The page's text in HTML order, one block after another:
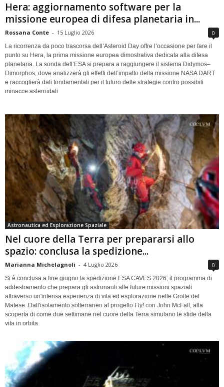
Hera: aggiornamento software per la
missione europea di difesa planetaria in...
Rossana Conte - 15 Luglio 2026 0
La ricorrenza da poco trascorsa dell’Asteroid Day offre l’occasione per fare il
punto su Hera, la prima missione europea dimostrativa dedicata alla difesa
planetaria. La sonda dell’ESA si prepara a raggiungere il sistema Didymos–
Dimorphos, dove analizzerà gli effetti dell’impatto della missione NASA DART
e raccoglierà dati fondamentali per il futuro delle strategie contro possibili
minacce asteroidali
Astronautica ed Esplorazione Spaziale
Nel cuore della Terra per prepararsi allo
spazio: conclusa la spedizione...
Marianna Michelagnoli - 4 Luglio 2026 0
Si è conclusa a fine giugno la spedizione ESA CAVES 2026, il programma di
addestramento che prepara gli astronauti alle future missioni spaziali
attraverso un'intensa esperienza di vita ed esplorazione nelle Grotte del
Matese. Dall'isolamento sotterraneo al progetto Fly! con John McFall, alla
scoperta di come due settimane nel cuore della Terra simulano le sfide della
vita in orbita